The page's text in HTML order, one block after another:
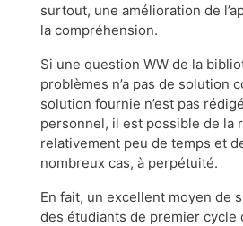
surtout, une amélioration de
la compréhension.
Si une question WW de la
problèmes n’a pas de solution
solution fournie n’est pas
personnel, il est possible de la
relativement peu de temps et
nombreux cas, à perpétuité.
En fait, un excellent moyen de
des étudiants de premier cycle